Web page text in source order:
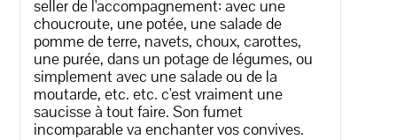
seller de l'accompagnement: avec une
choucroute, une potée, une salade de
pomme de terre, navets, choux, carottes,
une purée, dans un potage de légumes, ou
simplement avec une salade ou de la
moutarde, etc. etc. c'est vraiment une
saucisse à tout faire. Son fumet
incomparable va enchanter vos convives.